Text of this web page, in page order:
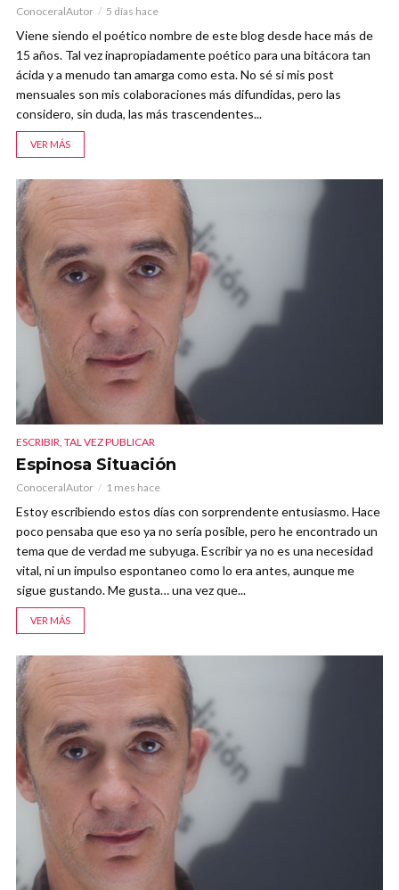
ConoceralAutor 5 días hace
Viene siendo el poético nombre de este blog desde hace más de
15 años. Tal vez inapropiadamente poético para una bitácora tan
ácida y a menudo tan amarga como esta. No sé si mis post
mensuales son mis colaboraciones más difundidas, pero las
considero, sin duda, las más trascendentes...
VER MÁS
ESCRIBIR, TAL VEZ PUBLICAR
Espinosa Situación
ConoceralAutor 1 mes hace
Estoy escribiendo estos días con sorprendente entusiasmo. Hace
poco pensaba que eso ya no sería posible, pero he encontrado un
tema que de verdad me subyuga. Escribir ya no es una necesidad
vital, ni un impulso espontaneo como lo era antes, aunque me
sigue gustando. Me gusta… una vez que...
VER MÁS